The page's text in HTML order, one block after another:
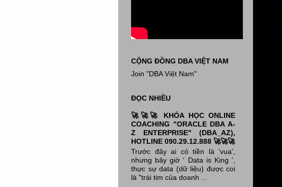
CỘNG ĐỒNG DBA VIỆT NAM
Join "DBA Việt Nam"
ĐỌC NHIỀU
🚀🚀🚀 KHÓA HỌC ONLINE
COACHING "ORACLE DBA A-
Z ENTERPRISE" (DBA_AZ),
HOTLINE 090.29.12.888 🚀🚀🚀
Trước đây ai có tiền là 'vua',
nhưng bây giờ ' Data is King ',
thực sự data (dữ liệu) được coi
là "trái tim của doanh ...